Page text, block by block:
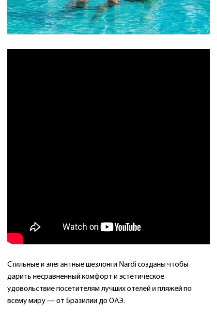
Стильные и элегантные шезлонги Nardi созданы чтобы
дарить несравненный комфорт и эстетическое
удовольствие посетителям лучших отелей и пляжей по
всему миру — от Бразилии до ОАЭ.